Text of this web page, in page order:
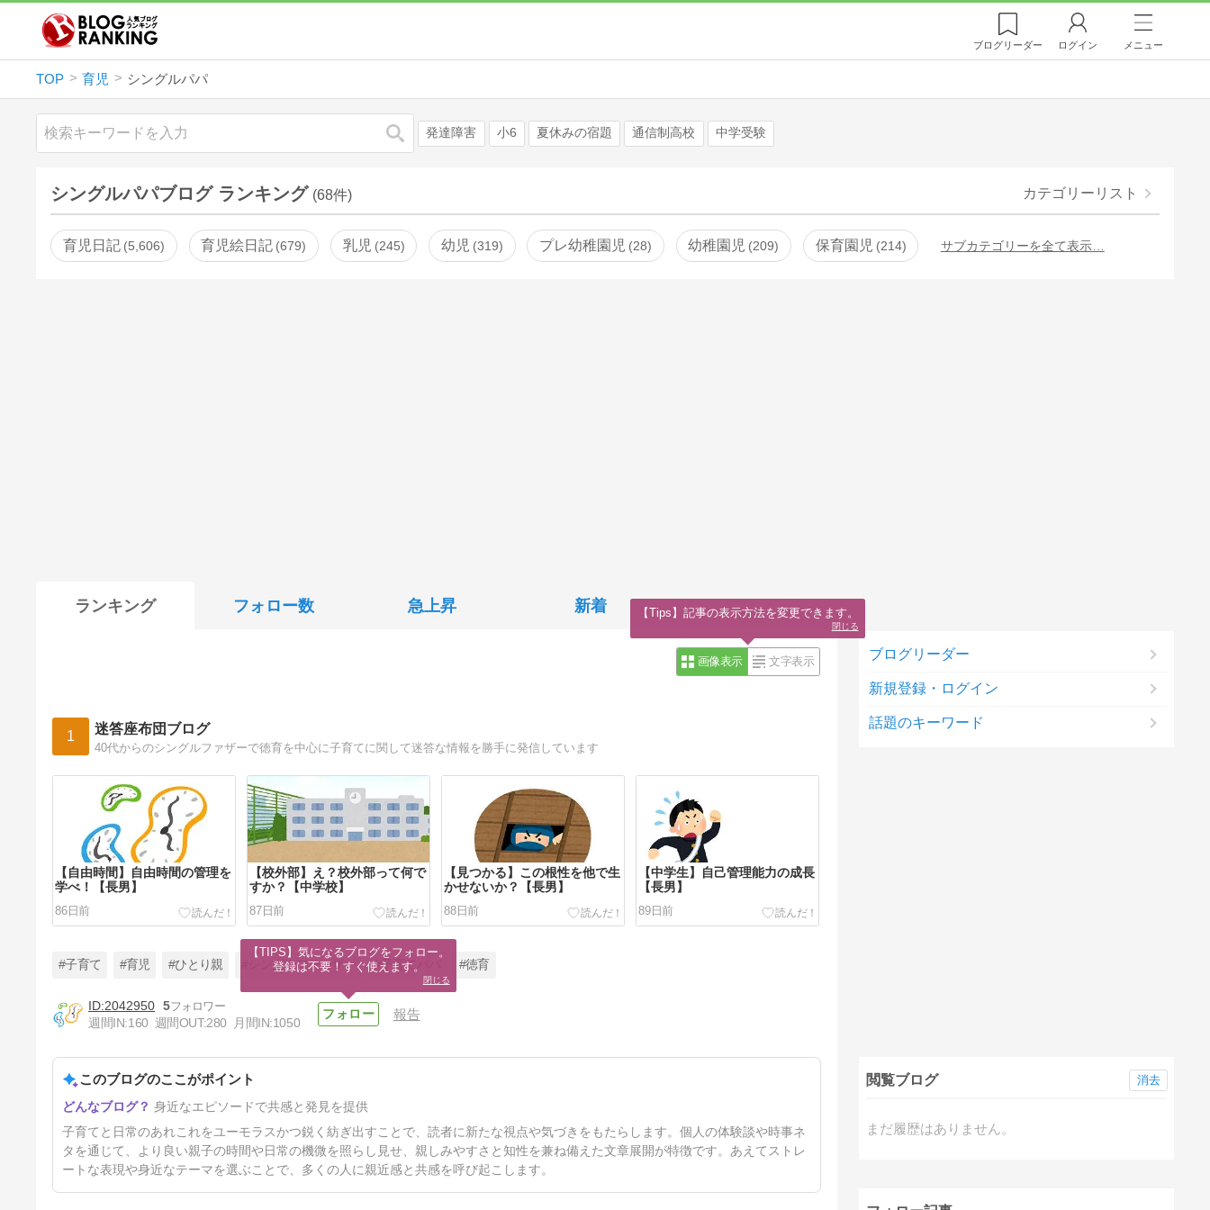
ブログリーダー ログイン メニュー
TOP 育児 シングルパパ
検索 発達障害 小6 夏休みの宿題 通信制高校 中学受験
シングルパパブログ ランキング (68件) カテゴリーリスト
育児日記 5,606 育児絵日記 679 乳児 245 幼児 319 プレ幼稚園児 28 幼稚園児 209 保育園児 214 サブカテゴリーを全て表示…
ランキング フォロー数 急上昇 新着
画像表示 文字表示
1 迷答座布団ブログ
40代からのシングルファザーで徳育を中心に子育てに関して迷答な情報を勝手に発信しています
【自由時間】自由時間の管理を
学べ！【長男】
86日前
【校外部】え？校外部って何で
すか？【中学校】
87日前
【見つかる】この根性を他で生
かせないか？【長男】
88日前
【中学生】自己管理能力の成長
【長男】
89日前
リジャパン２０２６県予選【長
男】
90日前
#子育て #育児 #ひとり親 #シングルファーザー #子育てパパ #徳育
2042950 5
週間IN:160 週間OUT:280 月間IN:1050
報告
このブログのここがポイント
身近なエピソードで共感と発見を提供
子育てと日常のあれこれをユーモラスかつ鋭く紡ぎ出すことで、読者に新たな視点や気づきをもたらします。個人の体験談や時事ネ
タを通じて、より良い親子の時間や日常の機微を照らし見せ、親しみやすさと知性を兼ね備えた文章展開が特徴です。あえてストレ
ートな表現や身近なテーマを選ぶことで、多くの人に親近感と共感を呼び起こします。
ブログリーダー
新規登録・ログイン
話題のキーワード
閲覧ブログ
まだ履歴はありません。
消去
【TIPS】気になるブログをフォロー。
登録は不要！すぐ使えます。
閉じる
【Tips】記事の表示方法を変更できます。
閉じる